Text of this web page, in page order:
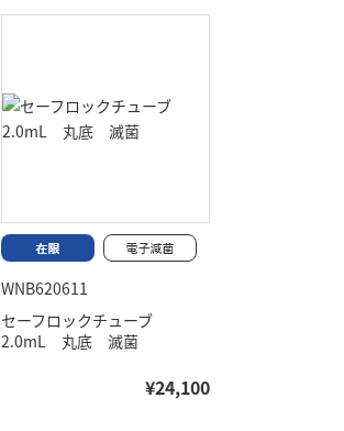
WNB620611
セーフロックチューブ
2.0mL 丸底 滅菌
¥24,100